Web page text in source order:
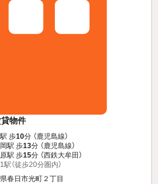
物件
歩10分 （鹿児島線）
駅 歩13分 （鹿児島線）
駅 歩15分 （西鉄大牟田）
駅（徒歩20分圏内）
春日市光町２丁目